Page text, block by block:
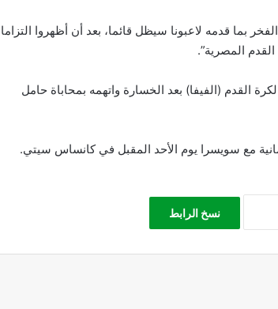
بما قدمه لاعبونا سيظل قائما، بعد أن أظهروا التزاما
المصرية”.
القدم (الفيفا) بعد الخسارة واتهمه بمحاباة حامل
نسخ الرابط